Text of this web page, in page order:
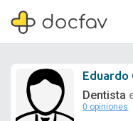
Eduardo
Dentista
0 opiniones